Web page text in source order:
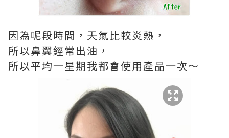
因為呢段時間，天氣比較炎熱，
所以鼻翼經常出油，
所以平均一星期我都會使用產品一次～